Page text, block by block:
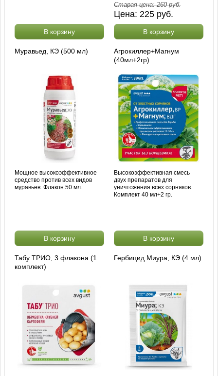
В корзину
Старая цена:260руб.
Цена: 225 руб.
В корзину
Муравьед, КЭ (500 мл)
Мощное высокоэффективное
средство против всех видов
муравьев. Флакон 50 мл.
В корзину
Агрокиллер+Магнум
(40мл+2гр)
Высокоэффективная смесь
двух препаратов для
уничтожения всех сорняков.
Комплект 40 мл+2 гр.
В корзину
Табу ТРИО, 3 флакона (1
комплект)
Гербицид Миура, КЭ (4 мл)